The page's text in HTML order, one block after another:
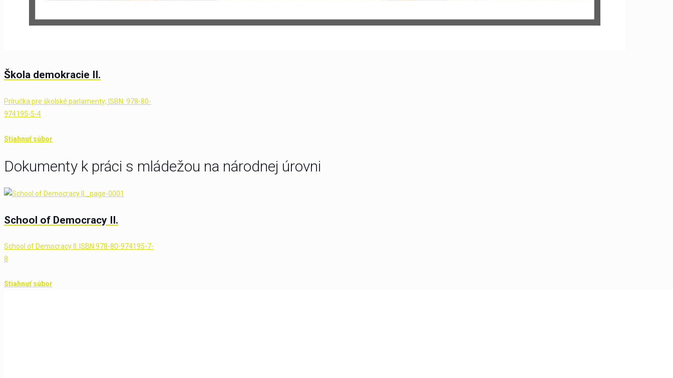
Škola demokracie II.
Príručka pre školské parlamenty; ISBN: 978-80-
974195-5-4
Stiahnuť súbor
Dokumenty k práci s mládežou na národnej úrovni
School of Democracy II.
School of Democracy II. ISBN 978-80-974195-7-
8
Stiahnuť súbor